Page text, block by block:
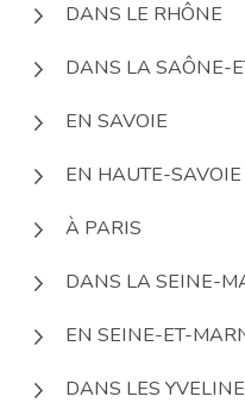
DANS LE RHÔNE
DANS LA SAÔNE-
EN SAVOIE
EN HAUTE-SAVOIE
À PARIS
DANS LA SEINE-
EN SEINE-ET-
DANS LES